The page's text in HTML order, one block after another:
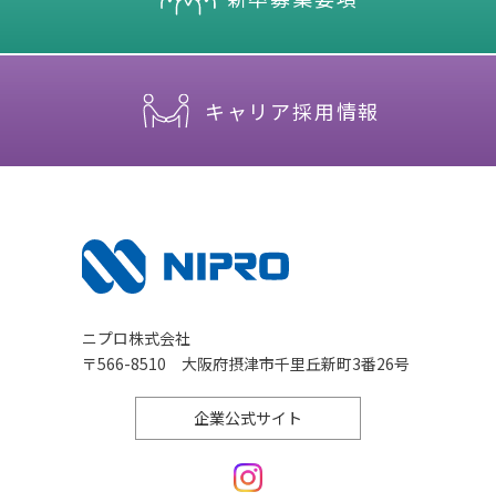
キャリア採用情報
ニプロ株式会社
〒566-8510 大阪府摂津市千里丘新町3番26号
企業公式サイト